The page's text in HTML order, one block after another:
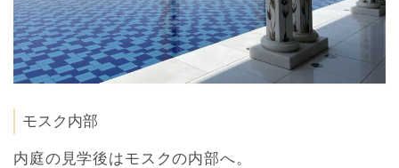
モスク内部
内庭の見学後はモスクの内部へ。